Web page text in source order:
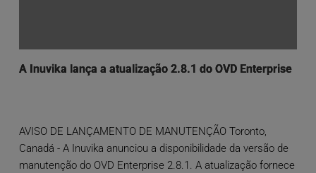
A Inuvika lança a atualização 2.8.1 do OVD Enterprise
AVISO DE LANÇAMENTO DE MANUTENÇÃO Toronto,
Canadá - A Inuvika anunciou a disponibilidade da versão de
manutenção do OVD Enterprise 2.8.1. A atualização fornece